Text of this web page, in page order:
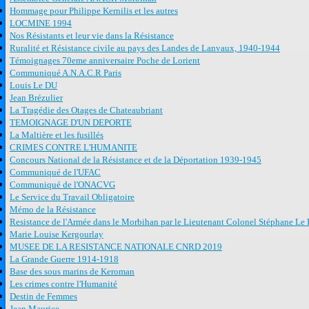
Hommage pour Philippe Kernilis et les autres
LOCMINE 1994
Nos Résistants et leur vie dans la Résistance
Ruralité et Résistance civile au pays des Landes de Lanvaux, 1940-1944
Témoignages 70eme anniversaire Poche de Lorient
Communiqué A.N.A.C.R Paris
Louis Le DU
Jean Brézulier
La Tragédie des Otages de Chateaubriant
TEMOIGNAGE D'UN DEPORTE
La Maltière et les fusillés
CRIMES CONTRE L'HUMANITE
Concours National de la Résistance et de la Déportation 1939-1945
Communiqué de l'UFAC
Communiqué de l'ONACVG
Le Service du Travail Obligatoire
Mémo de la Résistance
Resistance de l'Armée dans le Morbihan par le Lieutenant Colonel Stéphane Le
Marie Louise Kergourlay
MUSEE DE LA RESISTANCE NATIONALE CNRD 2019
La Grande Guerre 1914-1918
Base des sous marins de Keroman
Les crimes contre l'Humanité
Destin de Femmes